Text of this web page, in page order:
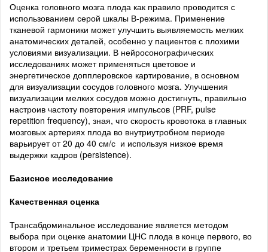
Оценка головного мозга плода как правило проводится с
использованием серой шкалы В-режима. Применение
тканевой гармоники может улучшить выявляемость мелких
анатомических деталей, особенно у пациентов с плохими
условиями визуализации. В нейросонографических
исследованиях может применяться цветовое и
энергетическое допплеровское картирование, в основном
для визуализации сосудов головного мозга. Улучшения
визуализации мелких сосудов можно достигнуть, правильно
настроив частоту повторения импульсов (PRF, pulse
repetition frequency), зная, что скорость кровотока в главных
мозговых артериях плода во внутриутробном периоде
варьирует от 20 до 40 см/с и используя низкое время
выдержки кадров (persistence).
Базисное исследование
Качественная оценка
Трансабдоминальное исследование является методом
выбора при оценке анатомии ЦНС плода в конце первого, во
втором и третьем триместрах беременности в группе